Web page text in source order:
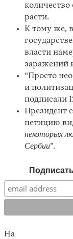
расти.
К тому же,
власти
заражений
“Просто
и
подписали
Президент
петицию
некоторых
Сербии”.
На